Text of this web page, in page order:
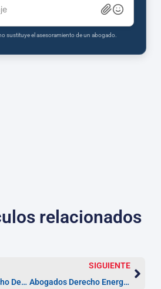
sustituye el asesoramiento de un abogado.
relacionados
Abogados de Derecho Deportivo en Jaén
SIGUIENTE
Abogados Derecho Energía en Jaén | Asesor.Legal